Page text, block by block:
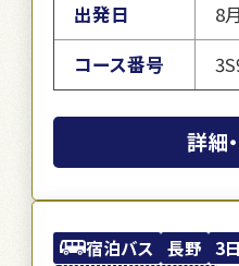
出発日
8
コース番号
詳細
宿泊バス 長野 3